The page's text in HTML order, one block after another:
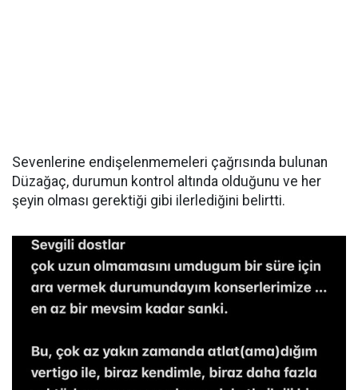
Sevenlerine endişelenmemeleri çağrısında bulunan
Düzağaç, durumun kontrol altında olduğunu ve her
şeyin olması gerektiği gibi ilerlediğini belirtti.